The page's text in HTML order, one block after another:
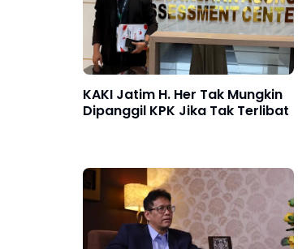
KAKI Jatim H. Her Tak Mungkin
Dipanggil KPK Jika Tak Terlibat